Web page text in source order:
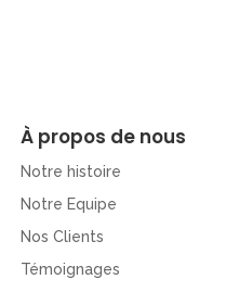
À propos de nous
Notre histoire
Notre Equipe
Nos Clients
Témoignages